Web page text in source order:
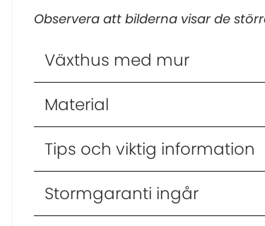
Observera att bilderna visar de
Växthus med mur
Material
Tips och viktig information
Stormgaranti ingår